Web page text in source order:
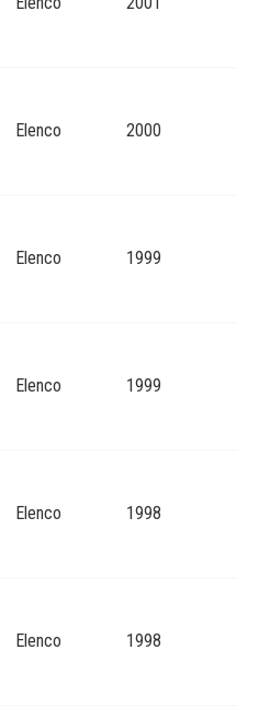
Elenco 2000
Elenco 1999
Elenco 1999
Elenco 1998
Elenco 1998